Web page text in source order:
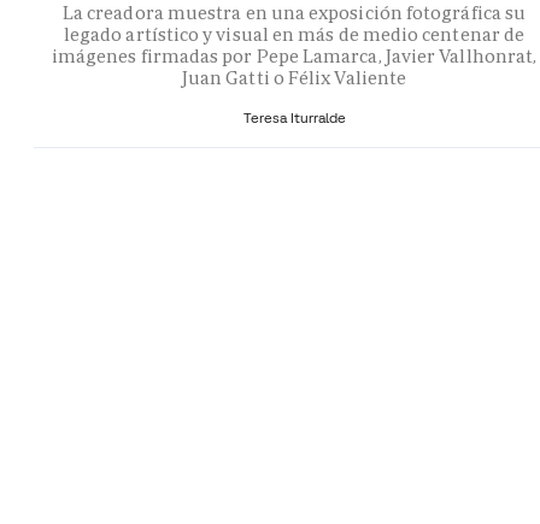
La creadora muestra en una exposición fotográfica su
legado artístico y visual en más de medio centenar de
imágenes firmadas por Pepe Lamarca, Javier Vallhonrat,
Juan Gatti o Félix Valiente
Teresa Iturralde